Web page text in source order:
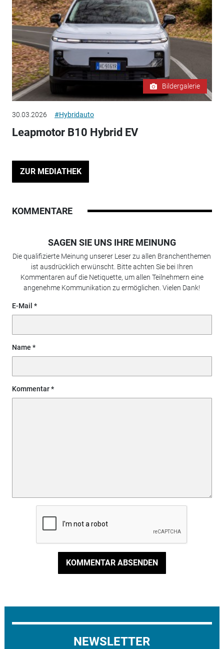
Bildergalerie
30.03.2026 #Hybridauto
Leapmotor B10 Hybrid EV
ZUR MEDIATHEK
KOMMENTARE
SAGEN SIE UNS IHRE MEINUNG
Die qualifizierte Meinung unserer Leser zu allen Branchenthemen
ist ausdrücklich erwünscht. Bitte achten Sie bei Ihren
Kommentaren auf die Netiquette, um allen Teilnehmern eine
angenehme Kommunikation zu ermöglichen. Vielen Dank!
E-Mail
Name
Kommentar
KOMMENTAR ABSENDEN
NEWSLETTER